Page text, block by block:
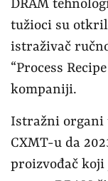
DRAM
tužioci su
istraživač
“Process
kompaniji.
Istražni organi
CXMT-u da
proizvođač koji